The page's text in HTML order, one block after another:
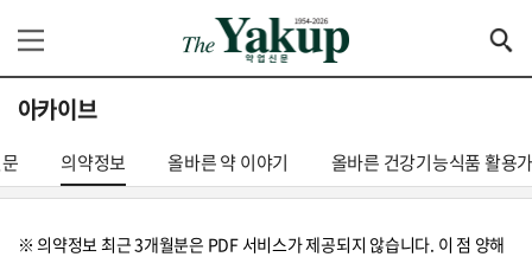
아카이브
의약정보 올바른 약 이야기 올바른 건강기능식품 활용
※ 의약정보 최근 3개월분은 PDF 서비스가 제공되지 않습니다. 이 점 양해